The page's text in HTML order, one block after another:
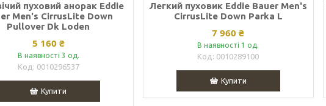
пуховий анорак Eddie
Men's CirrusLite Down
Pullover Dk Loden
5 160 ₴
В наявності 3 од.
0010296537
Купити
Легкий пуховик Eddie Bauer Men's
CirrusLite Down Parka L
7 960 ₴
В наявності 1 од.
0010289100
Купити